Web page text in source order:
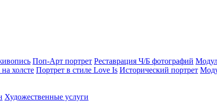
Поп-Арт портрет Реставрация Ч/Б фотографий
холсте Портрет в стиле Love Is Исторический портрет
Художественные услуги